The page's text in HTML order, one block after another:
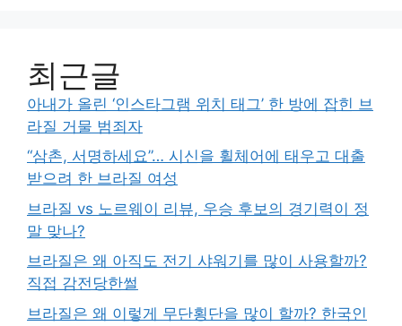
최근글
아내가 올린 ‘인스타그램 위치 태그’ 한 방에 잡힌 브
라질 거물 범죄자
“삼촌, 서명하세요”… 시신을 휠체어에 태우고 대출
받으려 한 브라질 여성
브라질 vs 노르웨이 리뷰, 우승 후보의 경기력이 정
말 맞나?
브라질은 왜 아직도 전기 샤워기를 많이 사용할까?
직접 감전당한썰
브라질은 왜 이렇게 무단횡단을 많이 할까? 한국인